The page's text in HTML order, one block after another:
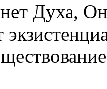
Духа,